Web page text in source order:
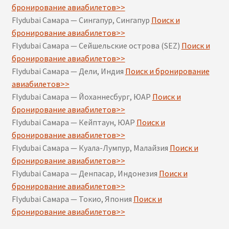
бронирование авиабилетов>>
Flydubai Самара — Сингапур, Сингапур Поиск и
бронирование авиабилетов>>
Flydubai Самара — Сейшельские острова (SEZ) Поиск и
бронирование авиабилетов>>
Flydubai Самара — Дели, Индия Поиск и бронирование
авиабилетов>>
Flydubai Самара — Йоханнесбург, ЮАР Поиск и
бронирование авиабилетов>>
Flydubai Самара — Кейптаун, ЮАР Поиск и
бронирование авиабилетов>>
Flydubai Самара — Куала-Лумпур, Малайзия Поиск и
бронирование авиабилетов>>
Flydubai Самара — Денпасар, Индонезия Поиск и
бронирование авиабилетов>>
Flydubai Самара — Токио, Япония Поиск и
бронирование авиабилетов>>